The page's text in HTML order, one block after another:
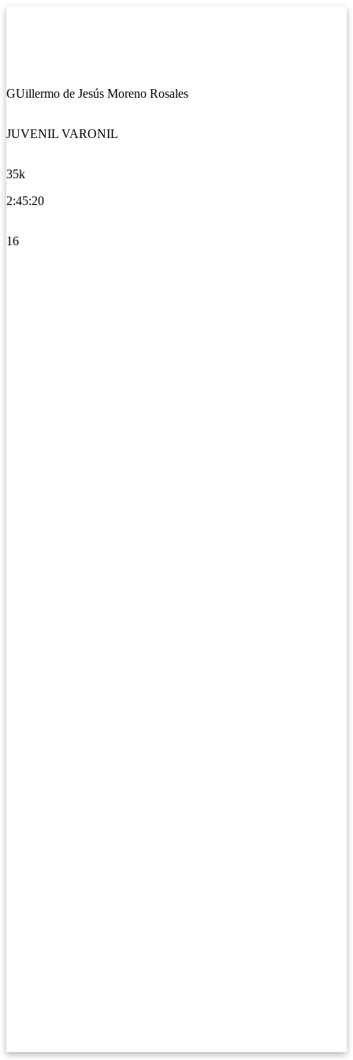
GUillermo de Jesús Moreno Rosales
JUVENIL VARONIL
35k
2:45:20
16